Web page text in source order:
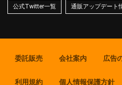
公式Twitter一覧 通販アップデート
委託販売 会社案内 広告
利用規約 個人情報保護方針